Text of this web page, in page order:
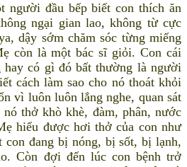
đầu bếp biết con thích ăn
ngại gian lao, không từ cực
dậy sớm chăm sóc từng miếng
còn là một bác sĩ giỏi. Con cái
hay có gì đó bất thường là người
cách làm sao cho nó thoát khỏi
vì luôn luôn lắng nghe, quan sát
thở khò khè, đàm, phân, nước
hiểu được hơi thở của con như
con đang bị nóng, bị sốt, bị lạnh,
Còn đợi đến lúc con bệnh trở